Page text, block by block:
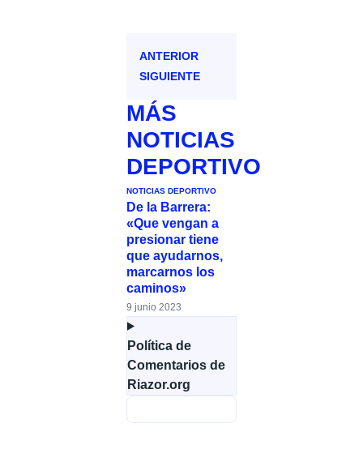
ANTERIOR
SIGUIENTE
MÁS
NOTICIAS
DEPORTIVO
NOTICIAS DEPORTIVO
De la Barrera:
«Que vengan a
presionar tiene
que ayudarnos,
marcarnos los
caminos»
9 junio 2023
Política de
Comentarios de
Riazor.org